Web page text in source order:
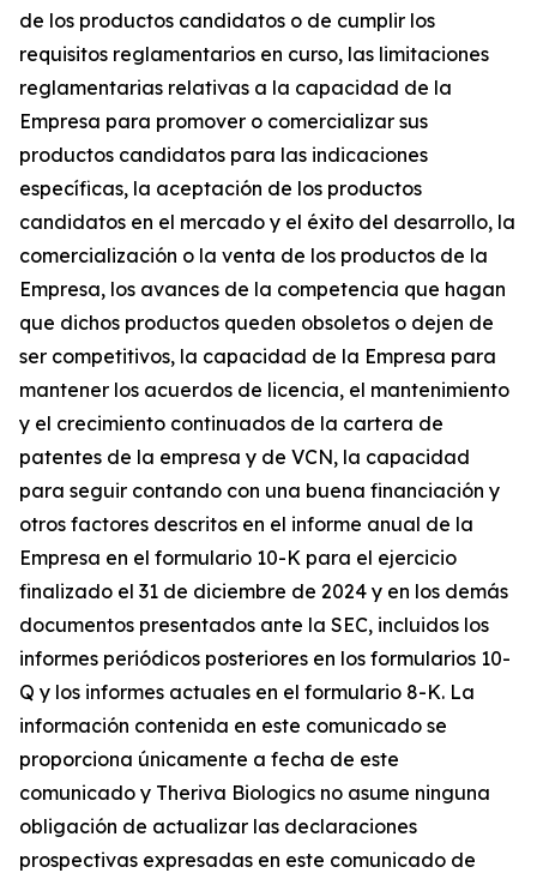
de los productos candidatos o de cumplir los
requisitos reglamentarios en curso, las limitaciones
reglamentarias relativas a la capacidad de la
Empresa para promover o comercializar sus
productos candidatos para las indicaciones
específicas, la aceptación de los productos
candidatos en el mercado y el éxito del desarrollo, la
comercialización o la venta de los productos de la
Empresa, los avances de la competencia que hagan
que dichos productos queden obsoletos o dejen de
ser competitivos, la capacidad de la Empresa para
mantener los acuerdos de licencia, el mantenimiento
y el crecimiento continuados de la cartera de
patentes de la empresa y de VCN, la capacidad
para seguir contando con una buena financiación y
otros factores descritos en el informe anual de la
Empresa en el formulario 10-K para el ejercicio
finalizado el 31 de diciembre de 2024 y en los demás
documentos presentados ante la SEC, incluidos los
informes periódicos posteriores en los formularios 10-
Q y los informes actuales en el formulario 8-K. La
información contenida en este comunicado se
proporciona únicamente a fecha de este
comunicado y Theriva Biologics no asume ninguna
obligación de actualizar las declaraciones
prospectivas expresadas en este comunicado de